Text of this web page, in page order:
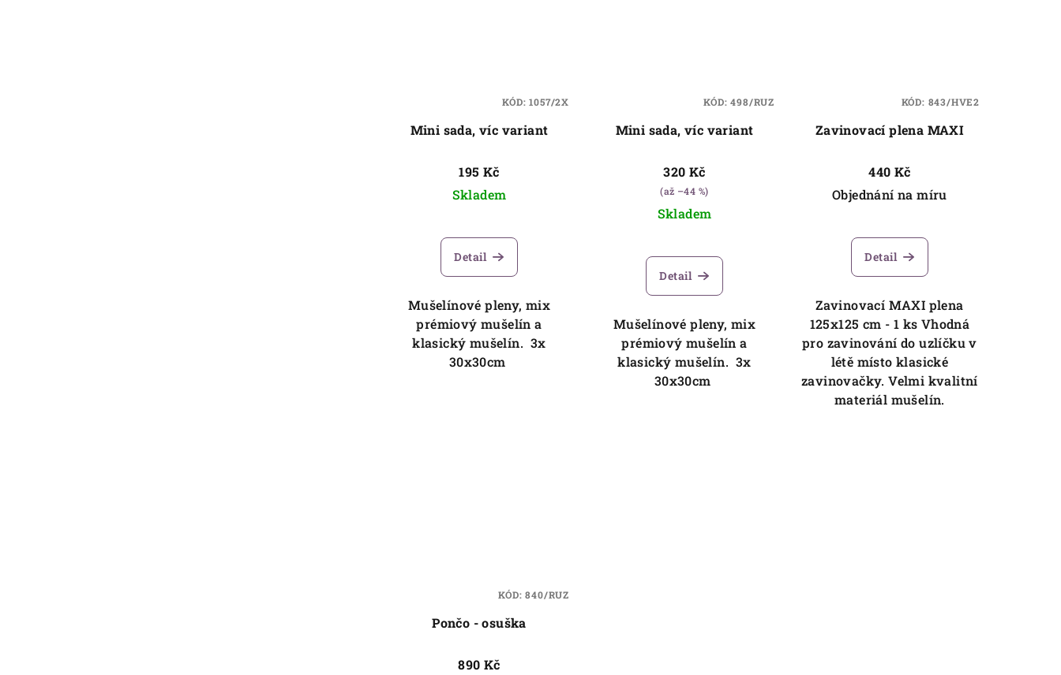
Mini sada, víc variant
195 Kč
Skladem
Detail
Mušelínové pleny, mix
prémiový mušelín a
klasický mušelín. 3x
30x30cm
KÓD:1057/2X
Mini sada, víc variant
320 Kč
(až –44 %)
Skladem
Detail
Mušelínové pleny, mix
prémiový mušelín a
klasický mušelín. 3x
30x30cm
KÓD:498/RUZ
Zavinovací plena MAXI
440 Kč
Objednání na míru
Detail
Zavinovací MAXI plena
125x125 cm - 1 ks Vhodná
pro zavinování do uzlíčku v
létě místo klasické
zavinovačky. Velmi kvalitní
materiál mušelín.
KÓD: 843/HVE2
Pončo - osuška
890 Kč
KÓD:840/RUZ